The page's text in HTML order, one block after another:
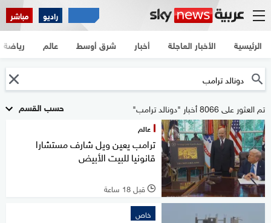
راديو مباشر
الرئيسية الأخبار العاجلة أخبار شرق أوسط عالم رياضة
حسب القسم تم العثور على 8066 أخبار "دونالد ترامب"
عالم
ترامب يعين ويل شارف مستشارا
قانونيا للبيت الأبيض
l قبل 18 ساعة
خاص